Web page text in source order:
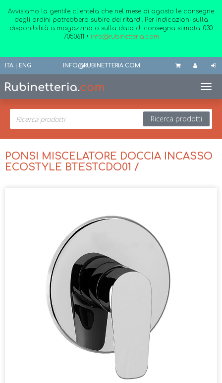
Avvisiamo la gentile clientela che nel mese di agosto le consegne
degli ordini potrebbero subire dei ritardi. Per indicazioni sulla
disponibilità a magazzino o sulla data di consegna stimata: 030
7050611 • info@rubinetteria.com
ITA | ENG INFO@RUBINETTERIA.COM
Ricerca prodotti
PONSI MISCELATORE DOCCIA INCASSO
ECOSTYLE BTESTCDO01 /